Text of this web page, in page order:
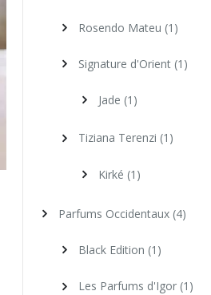
Rosendo Mateu (1)
Signature d'Orient (1)
Jade (1)
Tiziana Terenzi (1)
Kirké (1)
Parfums Occidentaux (4)
Black Edition (1)
Les Parfums d'Igor (1)